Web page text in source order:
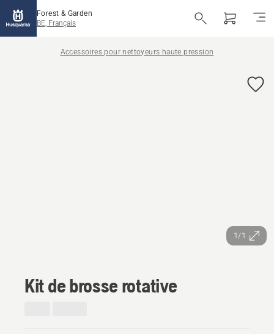
Forest & Garden
BE, Français
Accessoires pour nettoyeurs haute pression
1/1
Kit de brosse rotative